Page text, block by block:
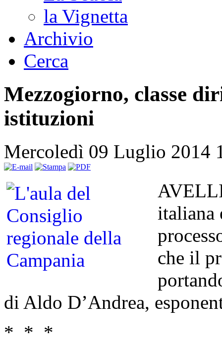
la Vignetta
Archivio
Cerca
Mezzogiorno, classe
istituzioni
Mercoledì 09 Luglio 2014
italiana
che il
di Aldo D’Andrea,
* * *